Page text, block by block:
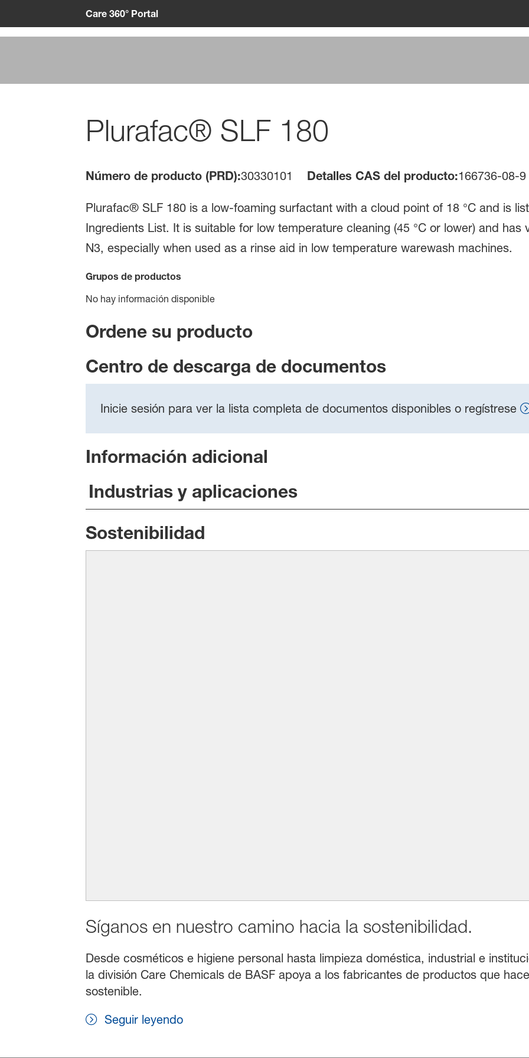
Care 360° Portal
Plurafac® SLF 180
Número de producto (PRD):30330101 Detalles CAS del producto:166736-08-9
Plurafac® SLF 180 is a low-foaming surfactant with a cloud point of 18 °C and is
Ingredients List. It is suitable for low temperature cleaning (45 °C or lower) and
N3, especially when used as a rinse aid in low temperature warewash machines.
Grupos de productos
No hay información disponible
Ordene su producto
Centro de descarga de documentos
Inicie sesión para ver la lista completa de documentos disponibles o regístrese
Información adicional
Industrias y aplicaciones
Sostenibilidad
Síganos en nuestro camino hacia la sostenibilidad.
Desde cosméticos e higiene personal hasta limpieza doméstica, industrial e
la división Care Chemicals de BASF apoya a los fabricantes de productos que
sostenible.
Seguir leyendo